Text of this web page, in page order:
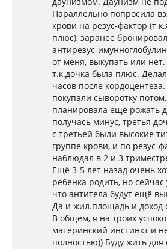
Параллельно попросила
крови на резус-фактор (т
плюс), заранее
антирезус-
от меня, выкупать или
т.к.дочка была плюс.
часов после
покупали сыворотку
планировала ещё рожать
получась минус, третья
с третьей были высокие
группе крови, и по резус-
наблюдал в 2 и 3
Ещё 3-5 лет назад очень
ребенка родить, но сейчас
что антитела будут ещё
Да и жил.площадь и доход
В общем, я на троих
материнский инстинкт и
полностью)) Буду жить для